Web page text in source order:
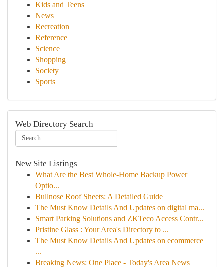
Kids and Teens
News
Recreation
Reference
Science
Shopping
Society
Sports
Web Directory Search
New Site Listings
What Are the Best Whole-Home Backup Power
Optio...
Bullnose Roof Sheets: A Detailed Guide
The Must Know Details And Updates on digital ma...
Smart Parking Solutions and ZKTeco Access Contr...
Pristine Glass : Your Area's Directory to ...
The Must Know Details And Updates on ecommerce
...
Breaking News: One Place - Today's Area News